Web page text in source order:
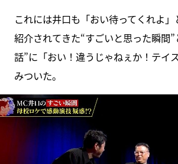
これには井口も「おい待ってくれよ
紹介されてきた“すごいと思った瞬間
話”に「おい！違うじゃねぇか！テイ
みついた。